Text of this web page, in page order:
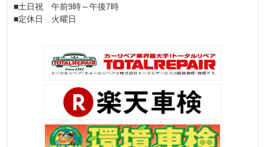
■土日祝 午前9時～午後7時
■定休日 火曜日